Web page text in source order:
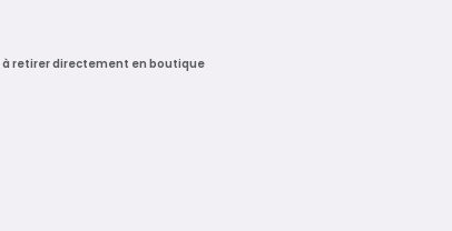
à retirer directement en boutique